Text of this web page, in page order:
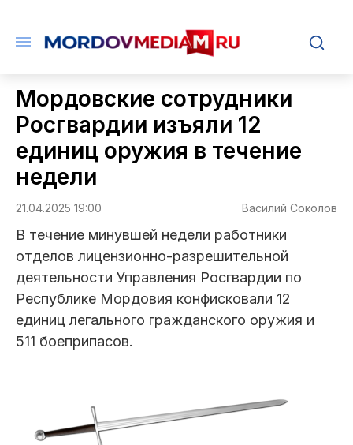
Мордовские сотрудники
Росгвардии изъяли 12
единиц оружия в течение
недели
21.04.2025 19:00 Василий Соколов
В течение минувшей недели работники
отделов лицензионно-разрешительной
деятельности Управления Росгвардии по
Республике Мордовия конфисковали 12
единиц легального гражданского оружия и
511 боеприпасов.